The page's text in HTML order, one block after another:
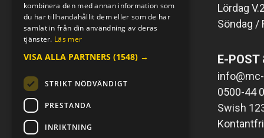
E-POST & TELEFON
info@mc-kompaniet.se
0500-44 01 00
Swish 123 226 1121
Kontantfri verksamhet
Lördag
Söndag /
E-POST
0500-44
Swish
kombinera den med annan information som
du har tillhandahållit dem eller som de har
samlat in från din användning av deras
tjänster. Läs mer
VISA ALLA PARTNERS (1548) →
STRIKT NÖDVÄNDIGT
PRESTANDA
INRIKTNING